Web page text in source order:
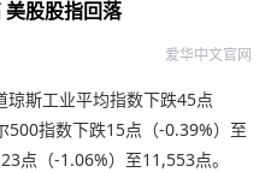
股股指回落
爱华中文官网
琼斯工业平均指数下跌45点
500指数下跌15点（-0.39%）至
点（-1.06%）至11,553点。